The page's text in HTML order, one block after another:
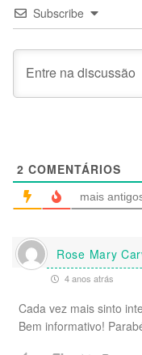
Subscribe
2 COMENTÁRIOS
mais
Rose Mary
4 anos atrás
Cada vez mais sinto
Bem informativo!